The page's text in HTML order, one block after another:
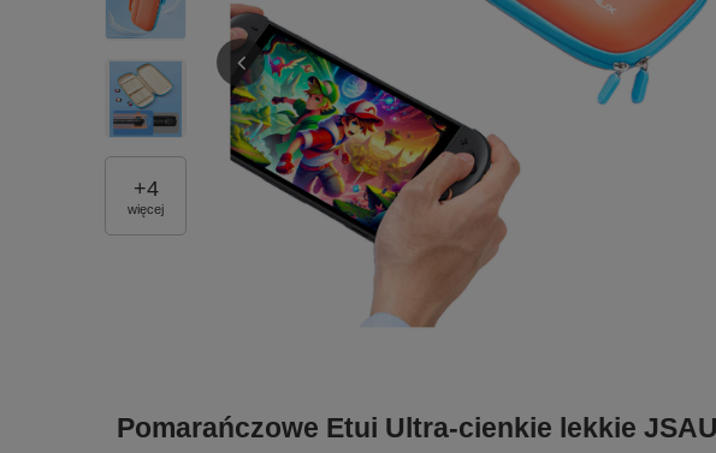
+4
więcej
Pomarańczowe Etui Ultra-cienkie lekkie